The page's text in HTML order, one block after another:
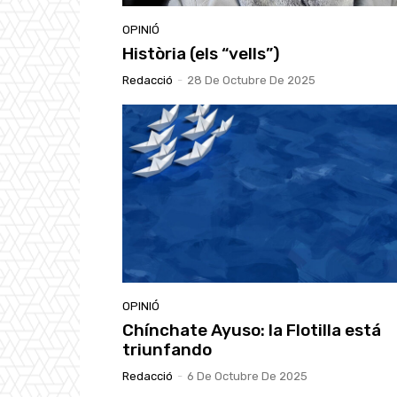
OPINIÓ
Història (els “vells”)
Redacció - 28 De Octubre De 2025
OPINIÓ
Chínchate Ayuso: la Flotilla está
triunfando
Redacció - 6 De Octubre De 2025